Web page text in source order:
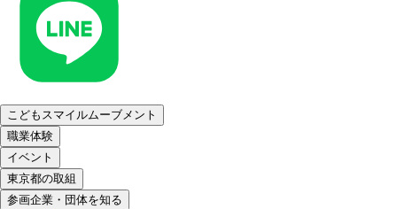
こどもスマイルムーブメント
職業体験
イベント
東京都の取組
参画企業・団体を知る